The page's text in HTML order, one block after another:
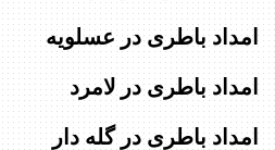
امداد باطری در عسلویه
امداد باطری در لامرد
امداد باطری در گله دار